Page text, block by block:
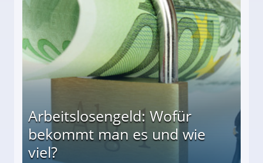
Arbeitslosengeld: Wofür
bekommt man es und wie
viel?